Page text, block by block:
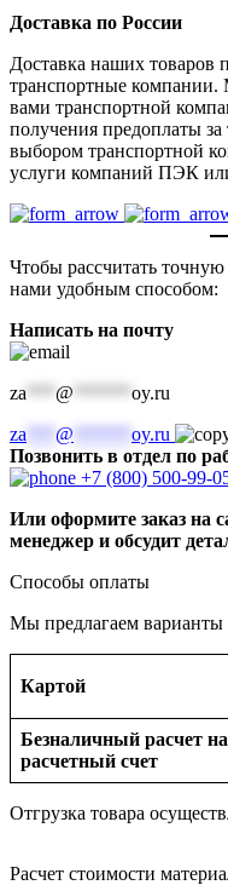
Доставка по России
Доставка наших товаров
транспортные компании.
вами транспортной
получения предоплаты за
выбором транспортной
услуги компаний ПЭК
Чтобы рассчитать точную
нами удобным способом:
Написать на почту
za @
oy.ru
za
@
oy.ru
Позвонить в отдел по
+7 (800) 500-99-
Или оформите заказ на
менеджер и обсудит
Способы оплаты
Мы предлагаем
Картой
Безналичный расчет на
расчетный счет
Отгрузка товара
Расчет стоимости